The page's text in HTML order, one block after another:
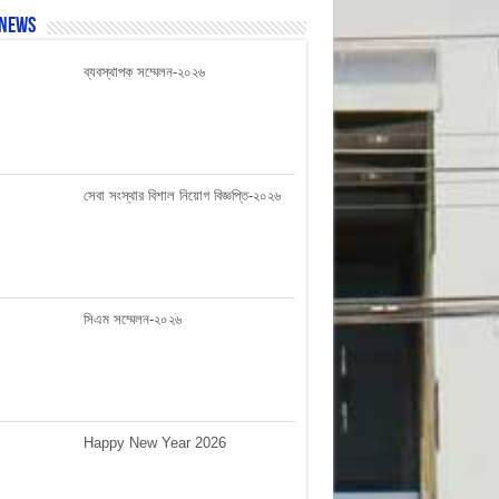
ব্যবস্থাপক সম্মেলন-২০২৬
সেবা সংস্থার বিশাল নিয়োগ বিজ্ঞপ্তি-২০২৬
সিএম সম্মেলন-২০২৬
Happy New Year 2026